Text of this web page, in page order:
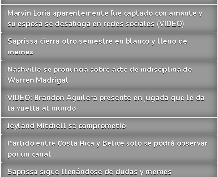
Marvin Loría aparentemente fue captado con amante y
su esposa se desahoga en redes sociales (VIDEO)
Saprissa cierra otro semestre en blanco y lleno de
memes
Nashville se pronuncia sobre acto de indisciplina de
Warren Madrigal
VIDEO: Brandon Aguilera presente en jugada que le da
la vuelta al mundo
Jeyland Mitchell se comprometió
Partido entre Costa Rica y Belice solo se podrá observar
por un canal
Saprissa sigue llenándose de dudas y memes